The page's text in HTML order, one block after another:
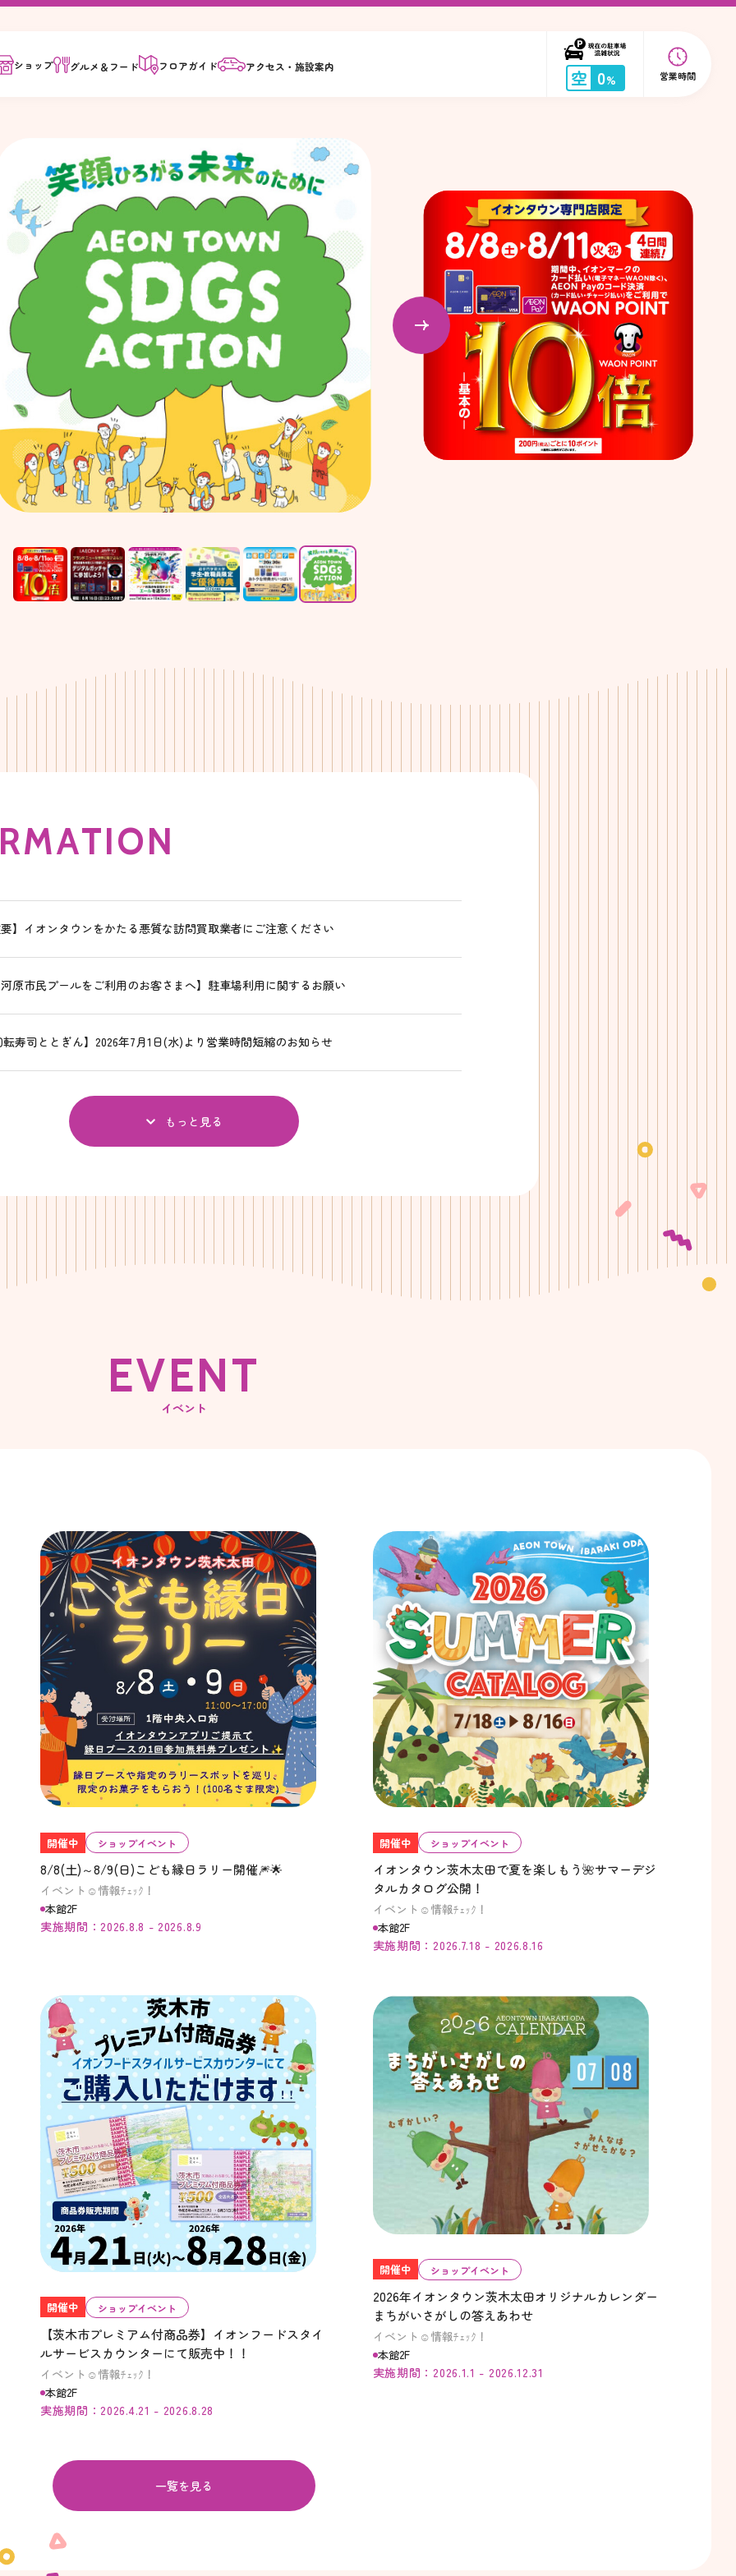
ショップ グルメ＆ フード フロアガイド アクセス・施設案内 空 0% 営業時間
MATION
】イオンタウンをかたる悪質な訪問買取業者にご注意ください
原市民プールをご利用のお客さまへ】駐車場利用に関するお願い
寿司ととぎん】2026年7月1日(水)より営業時間短縮のお知らせ
もっと見る
EVENT
イベント
開催中 ショップイベント
8/8(土)～8/9(日)こども縁日ラリー開催🎆🌟
イベント☺情報ﾁｪｯｸ！
本館2F
実施期間：2026.8.8 - 2026.8.9
開催中 ショップイベント
イオンタウン茨木太田で夏を楽しもう🌺サマーデジ
タルカタログ公開！
イベント☺情報ﾁｪｯｸ！
本館2F
実施期間：2026.7.18 - 2026.8.16
開催中 ショップイベント
【茨木市プレミアム付商品券】イオンフードスタイ
ルサービスカウンターにて販売中！！
イベント☺情報ﾁｪｯｸ！
本館2F
実施期間：2026.4.21 - 2026.8.28
開催中 ショップイベント
2026年イオンタウン茨木太田オリジナルカレンダー
まちがいさがしの答えあわせ
イベント☺情報ﾁｪｯｸ！
本館2F
実施期間：2026.1.1 - 2026.12.31
一覧を見る